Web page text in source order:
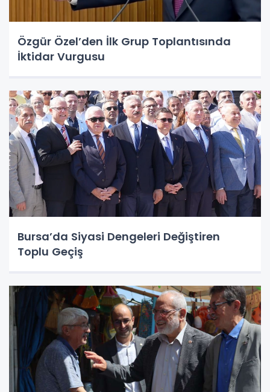
Özgür Özel’den İlk Grup Toplantısında
İktidar Vurgusu
Bursa’da Siyasi Dengeleri Değiştiren
Toplu Geçiş